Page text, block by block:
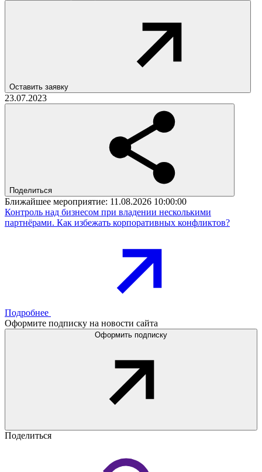
Оставить заявку
23.07.2023
Поделиться
Ближайшее мероприятие: 11.08.2026 10:00:00
Контроль над бизнесом при владении несколькими
партнёрами. Как избежать корпоративных конфликтов?
Подробнее
Оформите подписку на новости сайта
Оформить подписку
Поделиться